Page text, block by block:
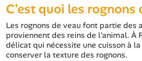
C'est quoi les rognons
Les rognons de veau font partie des
proviennent des reins de l'animal. À
délicat qui nécessite une cuisson à
conserver la texture des rognons.